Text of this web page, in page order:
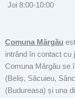
Joi 8:00-10:00
Comuna Mărgău
intrând în contact cu
Comuna Mărgău se
(Beliș, Săcuieu,
(Budureasa) și una